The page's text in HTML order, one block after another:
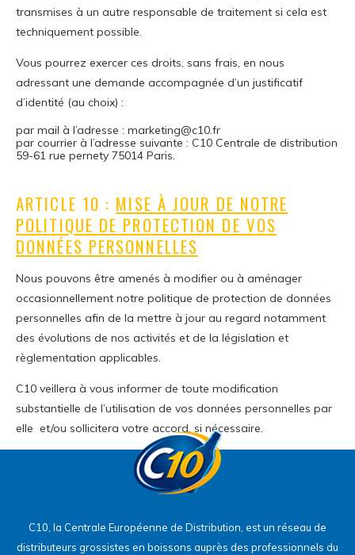
transmises à un autre responsable de traitement si cela est
techniquement possible.
Vous pourrez exercer ces droits, sans frais, en nous
adressant une demande accompagnée d’un justificatif
d’identité (au choix) :
par mail à l’adresse : marketing@c10.fr
par courrier à l’adresse suivante : C10 Centrale de distribution
59-61 rue pernety 75014 Paris.
ARTICLE 10 : MISE À JOUR DE NOTRE
POLITIQUE DE PROTECTION DE VOS
DONNÉES PERSONNELLES
Nous pouvons être amenés à modifier ou à aménager
occasionnellement notre politique de protection de données
personnelles afin de la mettre à jour au regard notamment
des évolutions de nos activités et de la législation et
règlementation applicables.
C10 veillera à vous informer de toute modification
substantielle de l’utilisation de vos données personnelles par
elle et/ou sollicitera votre accord, si nécessaire.
C10, la Centrale Européenne de Distribution, est un réseau de
distributeurs grossistes en boissons auprès des professionnels du